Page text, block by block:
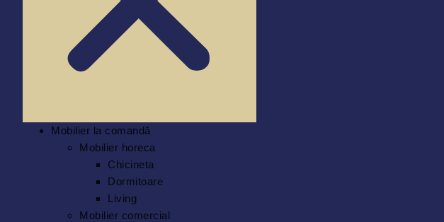
Mobilier la comandă
Mobilier horeca
Chicineta
Dormitoare
Living
Mobilier comercial